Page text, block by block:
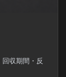
収期間・反